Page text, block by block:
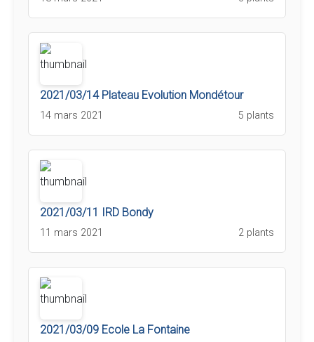
2021/03/14 Plateau Evolution Mondétour
14 mars 2021 5 plants
2021/03/11 IRD Bondy
11 mars 2021 2 plants
2021/03/09 Ecole La Fontaine